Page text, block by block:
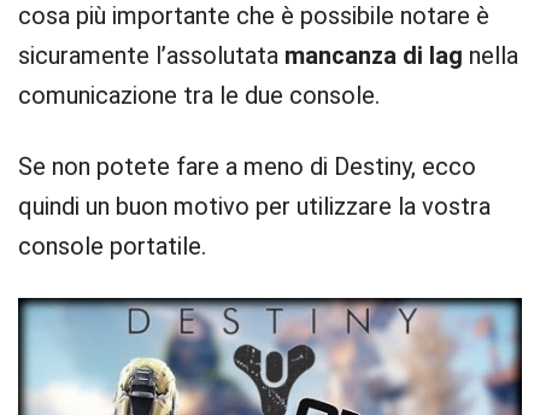
cosa più importante che è possibile notare è
sicuramente l’assolutata mancanza di lag nella
comunicazione tra le due console.
Se non potete fare a meno di Destiny, ecco
quindi un buon motivo per utilizzare la vostra
console portatile.